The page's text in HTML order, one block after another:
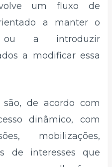
um fluxo de
a manter o
ou a introduzir
a modificar essa
de acordo com
dinâmico, com
mobilizações,
de interesses que